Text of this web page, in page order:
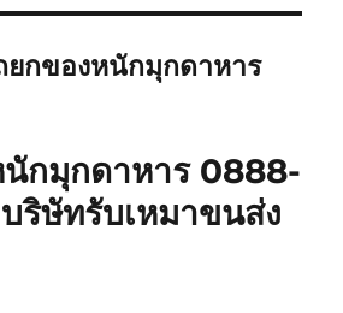
ยกของหนักมุกดาหาร
กมุกดาหาร 0888-
ริษัทรับเหมาขนส่ง